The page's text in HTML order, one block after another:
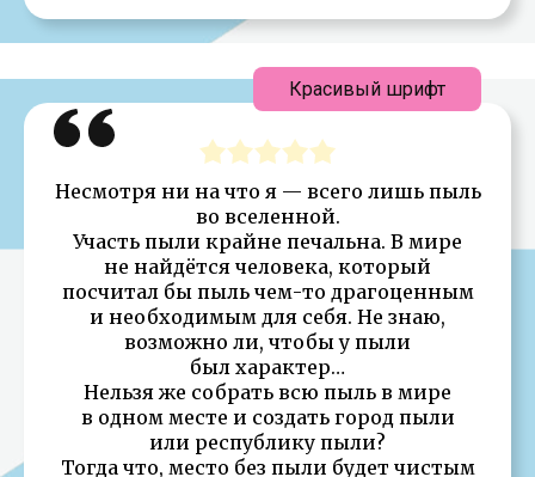
Несмотря ни на что я — всего лишь пыль
во вселенной.
Участь пыли крайне печальна. В мире
не найдётся человека, который
посчитал бы пыль чем-то драгоценным
и необходимым для себя. Не знаю,
возможно ли, чтобы у пыли
был характер…
Нельзя же собрать всю пыль в мире
в одном месте и создать город пыли
или республику пыли?
Тогда что, место без пыли будет чистым
Красивый шрифт